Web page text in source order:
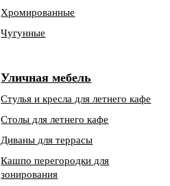
Хромированные
Чугунные
Уличная мебель
Стулья и кресла для летнего кафе
Столы для летнего кафе
Диваны для террасы
Кашпо перегородки для
зонирования